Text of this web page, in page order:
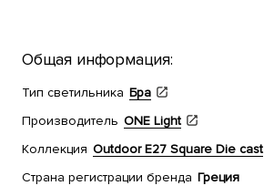
Общая информация:
Тип светильника Бра
Производитель ONE Light
Коллекция Outdoor E27 Square Die cast
Страна регистрации бренда Греция